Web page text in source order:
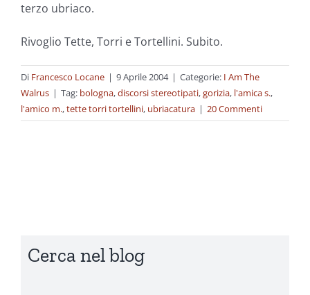
terzo ubriaco.
Rivoglio Tette, Torri e Tortellini. Subito.
Di Francesco Locane | 9 Aprile 2004 | Categorie: I Am The
Walrus | Tag: bologna,discorsi stereotipati,gorizia, l'amica s.,
l'amico m.,tette torri tortellini, ubriacatura | 20 Commenti
Cerca nel blog